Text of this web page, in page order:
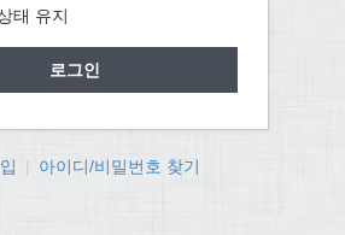
태 유지
아이디/비밀번호 찾기